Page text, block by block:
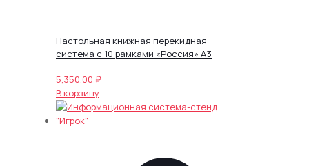
Настольная книжная перекидная
система с 10 рамками «Россия» А3
5,350.00 ₽
В корзину